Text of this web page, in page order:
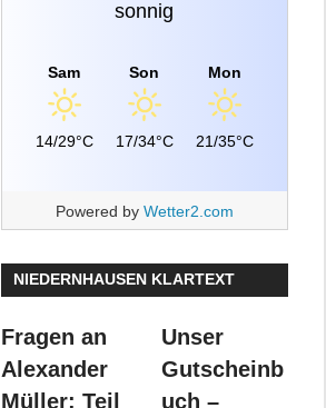
sonnig
Sam
14/29°C
Son
17/34°C
Mon
21/35°C
Powered by Wetter2.com
NIEDERNHAUSEN KLARTEXT
Fragen an
Alexander
Müller: Teil
Unser
Gutscheinb
uch –